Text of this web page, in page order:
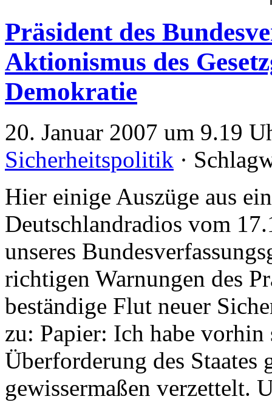
Präsident des
Aktionismus des
Demokratie
20. Januar 2007 um 9.19
Sicherheitspolitik ·
Hier einige Auszüge aus
Deutschlandradios vom
unseres
richtigen Warnungen des
beständige Flut neuer
zu: Papier: Ich habe
Überforderung des Staates
gewissermaßen verzettelt.